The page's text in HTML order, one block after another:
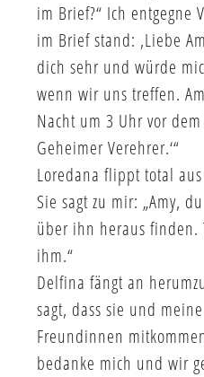
im Brief?“ Ich entgegne
im Brief stand: ‚Liebe
dich sehr und würde
wenn wir uns treffen.
Nacht um 3 Uhr vor
Geheimer Verehrer.‘“
Loredana flippt total
Sie sagt zu mir: „Amy,
über ihn heraus finden.
ihm.“
Delfina fängt an
sagt, dass sie und
Freundinnen
bedanke mich und wir